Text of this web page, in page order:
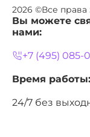
2026 ©Все
Вы можете
нами:
+7 (495) 085-
Время работы:
24/7 без